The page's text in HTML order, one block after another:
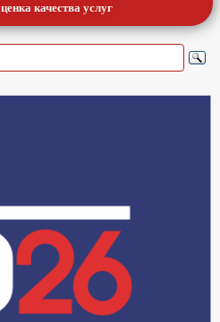
качества услуг